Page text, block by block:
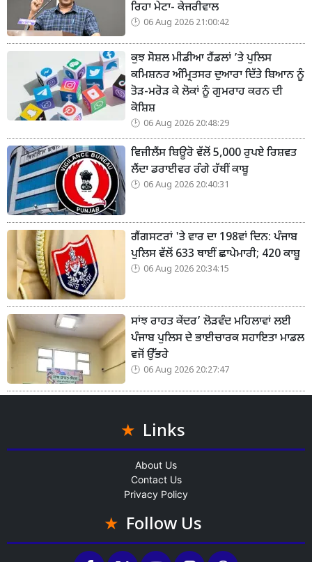
ਰਿਹਾ ਮੇਟਾ- ਕੇਜਰੀਵਾਲ
06 Aug 2026 21:00:42
ਕੁਝ ਸੋਸ਼ਲ ਮੀਡੀਆ ਹੈਂਡਲਾਂ ’ਤੇ ਪੁਲਿਸ
ਕਮਿਸ਼ਨਰ ਅੰਮ੍ਰਿਤਸਰ ਦੁਆਰਾ ਦਿੱਤੇ ਬਿਆਨ ਨੂੰ
ਤੋੜ-ਮਰੋੜ ਕੇ ਲੋਕਾਂ ਨੂੰ ਗੁਮਰਾਹ ਕਰਨ ਦੀ
ਕੋਸ਼ਿਸ਼
06 Aug 2026 20:48:29
ਵਿਜੀਲੈਂਸ ਬਿਊਰੋ ਵੱਲੋਂ 5,000 ਰੁਪਏ ਰਿਸ਼ਵਤ
ਲੈਂਦਾ ਡਰਾਈਵਰ ਰੰਗੇ ਹੱਥੀਂ ਕਾਬੂ
06 Aug 2026 20:40:31
ਗੈਂਗਸਟਰਾਂ 'ਤੇ ਵਾਰ ਦਾ 198ਵਾਂ ਦਿਨ: ਪੰਜਾਬ
ਪੁਲਿਸ ਵੱਲੋਂ 633 ਥਾਈਂ ਛਾਪੇਮਾਰੀ; 420 ਕਾਬੂ
06 Aug 2026 20:34:15
ਸਾਂਝ ਰਾਹਤ ਕੇਂਦਰ’ ਲੋੜਵੰਦ ਮਹਿਲਾਵਾਂ ਲਈ
ਪੰਜਾਬ ਪੁਲਿਸ ਦੇ ਭਾਈਚਾਰਕ ਸਹਾਇਤਾ ਮਾਡਲ
ਵਜੋਂ ਉੱਭਰੇ
06 Aug 2026 20:27:47
Links
About Us
Contact Us
Privacy Policy
Follow Us